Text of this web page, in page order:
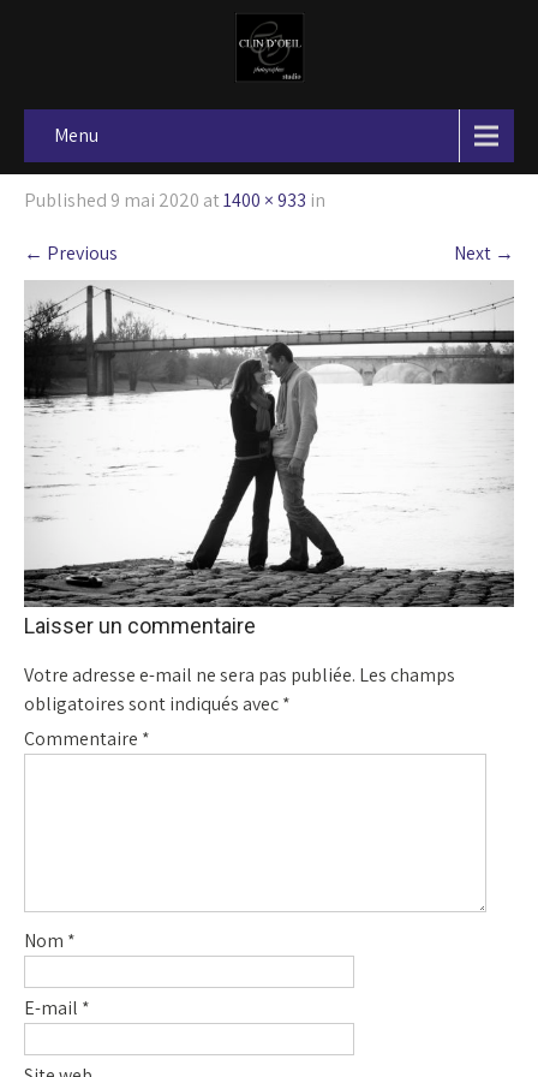
Menu
Published 9 mai 2020 at1400 × 933 in
← Previous Next →
Laisser un commentaire
Votre adresse e-mail ne sera pas publiée. Les champs
obligatoires sont indiqués avec*
Commentaire *
Nom *
E-mail *